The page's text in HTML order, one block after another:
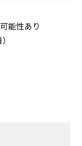
能性あり